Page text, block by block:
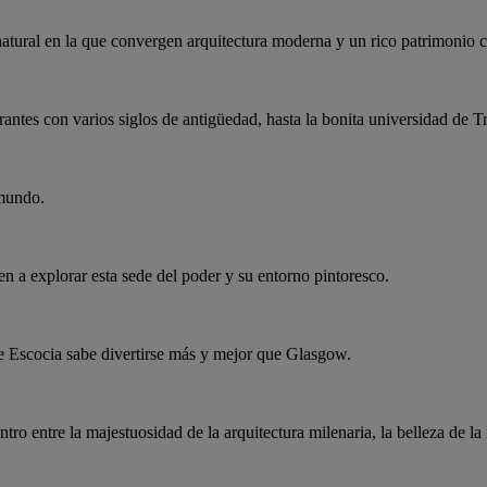
en la que convergen arquitectura moderna y un rico patrimonio
con varios siglos de antigüedad, hasta la bonita universidad de
a explorar esta sede del poder y su entorno pintoresco.
sabe divertirse más y mejor que Glasgow.
entre la majestuosidad de la arquitectura milenaria, la belleza de